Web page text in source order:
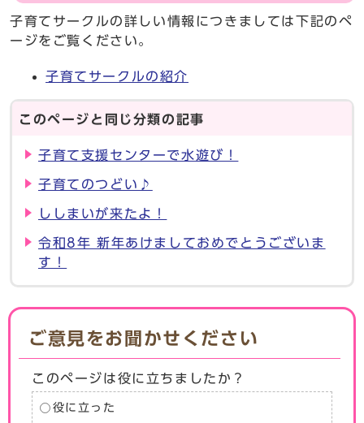
子育てサークルの詳しい情報につきましては下記のペ
ージをご覧ください。
子育てサークルの紹介
このページと同じ分類の記事
子育て支援センターで水遊び！
子育てのつどい♪
ししまいが来たよ！
令和8年 新年あけましておめでとうございま
す！
ご意見をお聞かせください
このページは役に立ちましたか？
役に立った